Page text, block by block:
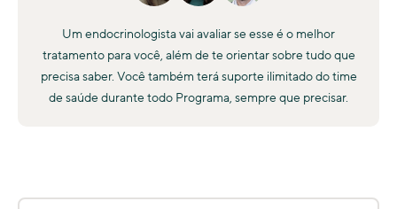
Um endocrinologista vai avaliar se esse é o melhor
tratamento para você, além de te orientar sobre tudo que
precisa saber. Você também terá suporte ilimitado do time
de saúde durante todo Programa, sempre que precisar.